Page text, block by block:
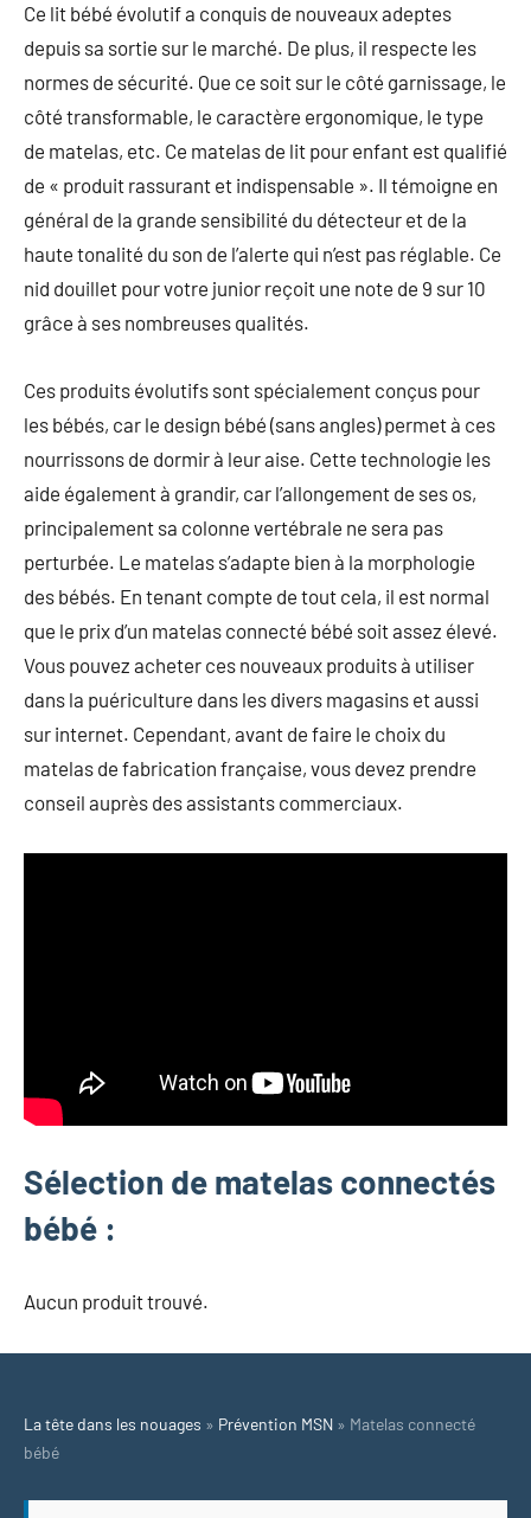
Ce lit bébé évolutif a conquis de nouveaux adeptes
depuis sa sortie sur le marché. De plus, il respecte les
normes de sécurité. Que ce soit sur le côté garnissage, le
côté transformable, le caractère ergonomique, le type
de matelas, etc. Ce matelas de lit pour enfant est qualifié
de « produit rassurant et indispensable ». Il témoigne en
général de la grande sensibilité du détecteur et de la
haute tonalité du son de l’alerte qui n’est pas réglable. Ce
nid douillet pour votre junior reçoit une note de 9 sur 10
grâce à ses nombreuses qualités.
Ces produits évolutifs sont spécialement conçus pour
les bébés, car le design bébé (sans angles) permet à ces
nourrissons de dormir à leur aise. Cette technologie les
aide également à grandir, car l’allongement de ses os,
principalement sa colonne vertébrale ne sera pas
perturbée. Le matelas s’adapte bien à la morphologie
des bébés. En tenant compte de tout cela, il est normal
que le prix d’un matelas connecté bébé soit assez élevé.
Vous pouvez acheter ces nouveaux produits à utiliser
dans la puériculture dans les divers magasins et aussi
sur internet. Cependant, avant de faire le choix du
matelas de fabrication française, vous devez prendre
conseil auprès des assistants commerciaux.
Sélection de matelas connectés
bébé :
Aucun produit trouvé.
La tête dans les nouages » Prévention MSN » Matelas connecté
bébé